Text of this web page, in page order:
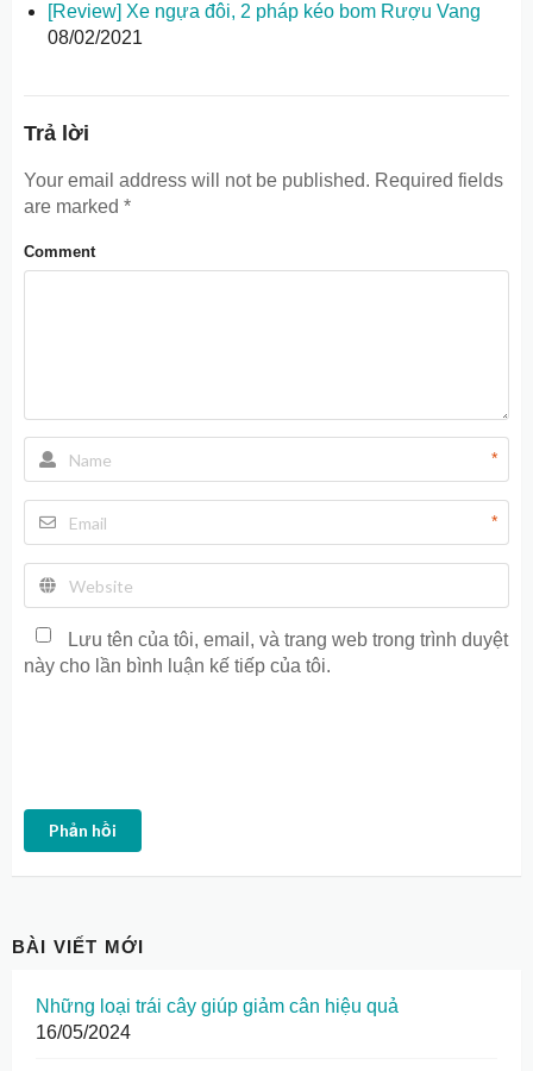
[Review] Xe ngựa đôi, 2 pháp kéo bom Rượu Vang
08/02/2021
Trả lời
Your email address will not be published. Required fields
are marked *
Comment
*
*
Lưu tên của tôi, email, và trang web trong trình duyệt
này cho lần bình luận kế tiếp của tôi.
Phản hồi
BÀI VIẾT MỚI
Những loại trái cây giúp giảm cân hiệu quả
16/05/2024